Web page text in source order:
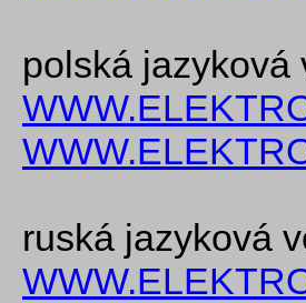
polská jazyková
ruská jazyková